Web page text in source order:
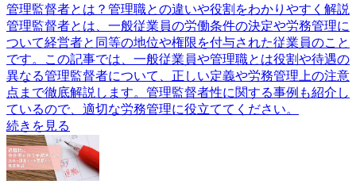
管理監督者とは？管理職との違いや役割をわかりやすく解説
管理監督者とは、一般従業員の労働条件の決定や労務管理に
ついて経営者と同等の地位や権限を付与された従業員のこと
です。この記事では、一般従業員や管理職とは役割や待遇の
異なる管理監督者について、正しい定義や労務管理上の注意
点まで徹底解説します。管理監督者性に関する事例も紹介し
ているので、適切な労務管理に役立ててください。
続きを見る